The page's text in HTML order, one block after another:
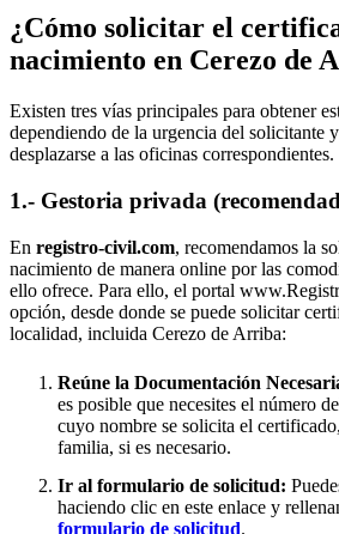
¿Cómo solicitar el
nacimiento en Cerezo de
Existen tres vías principales para obtener
dependiendo de la urgencia del solicitante
desplazarse a las oficinas correspondientes.
1.- Gestoria privada
En registro-civil.com, recomendamos la
nacimiento de manera online por las
ello ofrece. Para ello, el portal
opción, desde donde se puede solicitar
localidad, incluida Cerezo de Arriba:
Reúne la Documentación
es posible que necesites el número
cuyo nombre se solicita el
familia, si es necesario.
Ir al formulario de solicitud:
haciendo clic en este enlace y
formulario de solicitud.